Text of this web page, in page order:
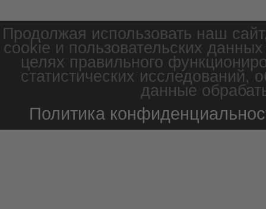
Продолжая использовать наш
cookie и пользовательских
целях правильного
статистических
данные
Политика